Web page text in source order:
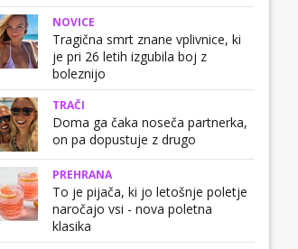
NOVICE
Tragična smrt znane vplivnice, ki
je pri 26 letih izgubila boj z
boleznijo
TRAČI
Doma ga čaka noseča partnerka,
on pa dopustuje z drugo
PREHRANA
To je pijača, ki jo letošnje poletje
naročajo vsi - nova poletna
klasika